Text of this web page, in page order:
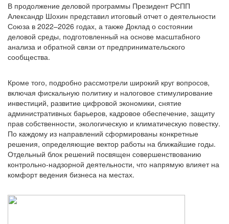
В продолжение деловой программы Президент РСПП
Александр Шохин представил итоговый отчет о деятельности
Союза в 2022–2026 годах, а также Доклад о состоянии
деловой среды, подготовленный на основе масштабного
анализа и обратной связи от предпринимательского
сообщества.
Кроме того, подробно рассмотрели широкий круг вопросов,
включая фискальную политику и налоговое стимулирование
инвестиций, развитие цифровой экономики, снятие
административных барьеров, кадровое обеспечение, защиту
прав собственности, экологическую и климатическую повестку.
По каждому из направлений сформированы конкретные
решения, определяющие вектор работы на ближайшие годы.
Отдельный блок решений посвящен совершенствованию
контрольно-надзорной деятельности, что напрямую влияет на
комфорт ведения бизнеса на местах.